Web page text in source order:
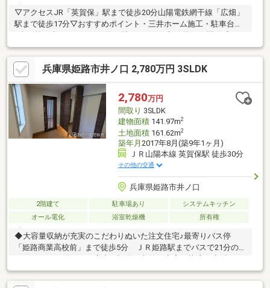
▽アクセスJR「英賀保」駅まで徒歩20分山陽電鉄網干線「広畑」
駅まで徒歩17分▽おすすめポイント・三井ホーム施工・駐車台数
3台可能（車種による）・約19帖のLDKは一部吹抜けで開放感があ
ります・全館空調システムで家中快適に過ごせます・ファミリー
CL+WICなど室内収納充実─── お住まい探しのお悩み、ご不安を
サポート。・物件の詳細は【0120-298-330(通話無料)】 まで お
気軽にお問い合わせください！
兵庫県姫路市井ノ口 2,780万円 3SLDK
2,780万円
間取り 3SLDK
建物面積141.97m2
土地面積161.62m2
築年月 2017年8月(築9年1ヶ月)
ＪＲ山陽本線 英賀保駅 徒歩30分
その他の交通
兵庫県姫路市井ノ口
2階建て 駐車場あり
システムキッチン
オール電化
浴室乾燥機 所有権
◆大容量収納が充実のこだわりぬいた注文住宅♪最寄りバス停
「姫路商業高校前」まで徒歩5分 ＪＲ姫路駅までバスで21分の3
ます。近隣は商業施設も多く便利な立地です。♪ここを少し手直し
したい、とにかく綺麗にしたい、リフォームのご相談もお気軽に